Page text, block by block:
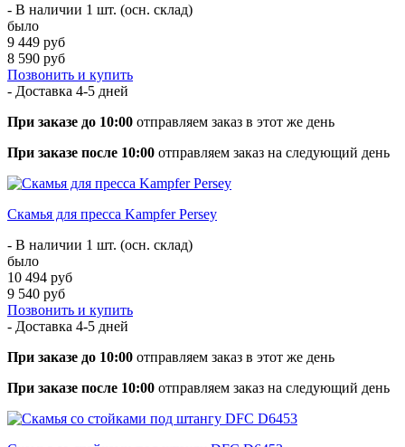
- В наличии 1 шт. (осн. склад)
было
9 449 руб
8 590 руб
Позвонить и купить
- Доставка 4-5 дней
При заказе до 10:00 отправляем заказ в этот же день
При заказе после 10:00 отправляем заказ на следующий день
Скамья для пресса Kampfer Persey
- В наличии 1 шт. (осн. склад)
было
10 494 руб
9 540 руб
Позвонить и купить
- Доставка 4-5 дней
При заказе до 10:00 отправляем заказ в этот же день
При заказе после 10:00 отправляем заказ на следующий день